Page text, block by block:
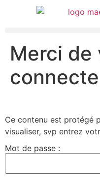
Merci de
Ce contenu est protégé
visualiser, svp entrez
Mot de passe :